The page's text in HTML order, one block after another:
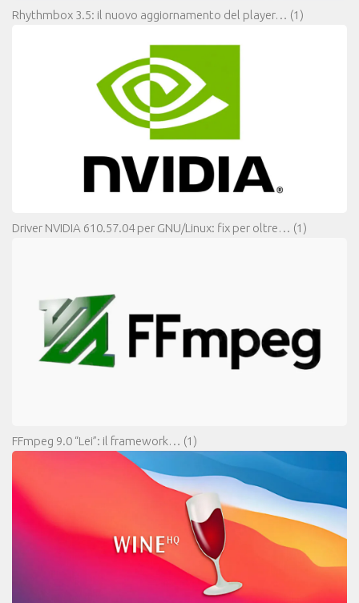
Rhythmbox 3.5: il nuovo aggiornamento del player… (1)
Driver NVIDIA 610.57.04 per GNU/Linux: fix per oltre… (1)
FFmpeg 9.0 “Lei”: il framework… (1)